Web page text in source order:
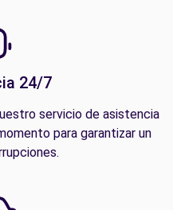
24/7
servicio de asistencia
para garantizar un